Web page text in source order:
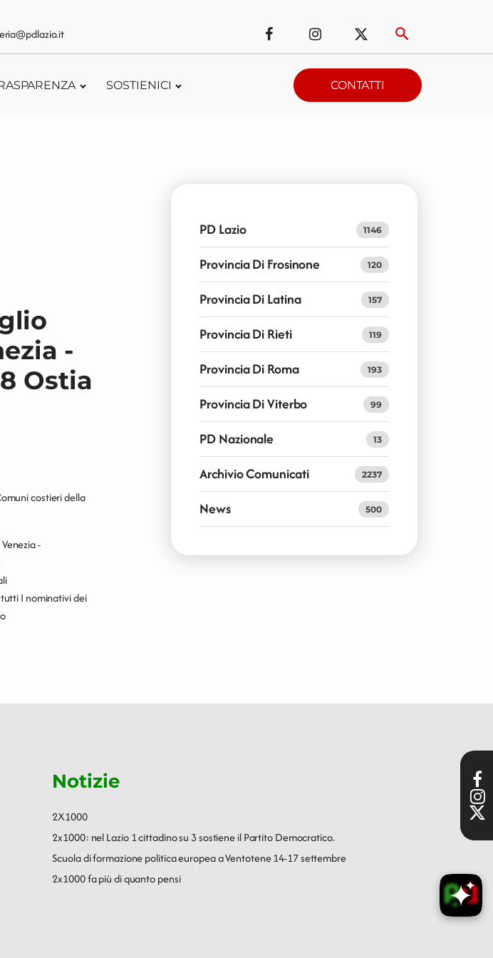
SOSTIENICI CONTATTI
-
Ostia
costieri della
-
I nominativi dei
PD Lazio 1146
Provincia Di Frosinone 120
Provincia Di Latina 157
Provincia Di Rieti 119
Provincia Di Roma 193
Provincia Di Viterbo 99
PD Nazionale 13
Archivio Comunicati 2237
News 500
Notizie
2X1000
2x1000: nel Lazio 1 cittadino su 3 sostiene il Partito Democratico.
Scuola di formazione politica europea a Ventotene 14-17 settembre
2x1000 fa più di quanto pensi